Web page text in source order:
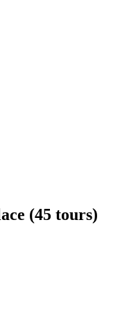
(45 tours)